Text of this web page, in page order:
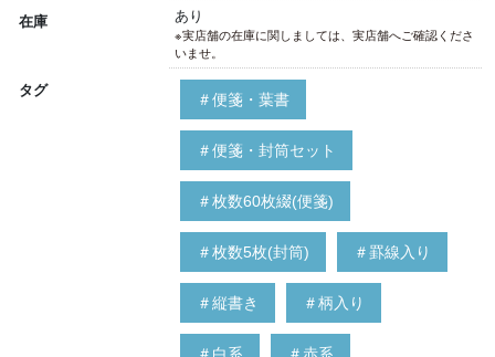
在庫 あり
※実店舗の在庫に関しましては、実店舗へご確認くださ
いませ。
タグ
＃便箋・葉書
＃便箋・封筒セット
＃枚数60枚綴(便箋)
＃枚数5枚(封筒) ＃罫線入り
＃縦書き ＃柄入り